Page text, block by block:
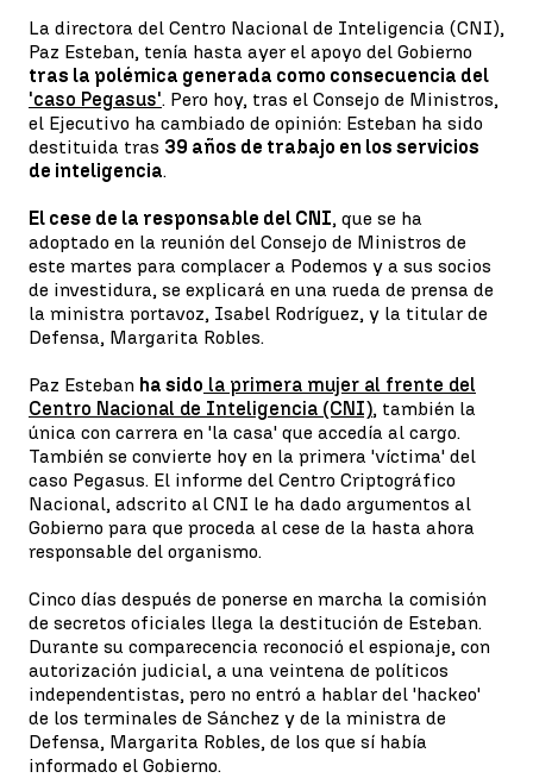
La directora del Centro Nacional de Inteligencia (CNI),
Paz Esteban, tenía hasta ayer el apoyo del Gobierno
tras la polémica generada como consecuencia del
'caso Pegasus'. Pero hoy, tras el Consejo de Ministros,
el Ejecutivo ha cambiado de opinión: Esteban ha sido
destituida tras 39 años de trabajo en los servicios
de inteligencia.
El cese de la responsable del CNI, que se ha
adoptado en la reunión del Consejo de Ministros de
este martes para complacer a Podemos y a sus socios
de investidura, se explicará en una rueda de prensa de
la ministra portavoz, Isabel Rodríguez, y la titular de
Defensa, Margarita Robles.
Paz Esteban ha sido la primera mujer al frente del
Centro Nacional de Inteligencia (CNI), también la
única con carrera en 'la casa' que accedía al cargo.
También se convierte hoy en la primera 'víctima' del
caso Pegasus. El informe del Centro Criptográfico
Nacional, adscrito al CNI le ha dado argumentos al
Gobierno para que proceda al cese de la hasta ahora
responsable del organismo.
Cinco días después de ponerse en marcha la comisión
de secretos oficiales llega la destitución de Esteban.
Durante su comparecencia reconoció el espionaje, con
autorización judicial, a una veintena de políticos
independentistas, pero no entró a hablar del 'hackeo'
de los terminales de Sánchez y de la ministra de
Defensa, Margarita Robles, de los que sí había
informado el Gobierno.